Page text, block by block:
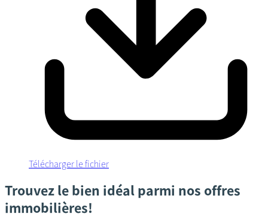
Télécharger le fichier
Trouvez le bien idéal parmi nos offres
immobilières!